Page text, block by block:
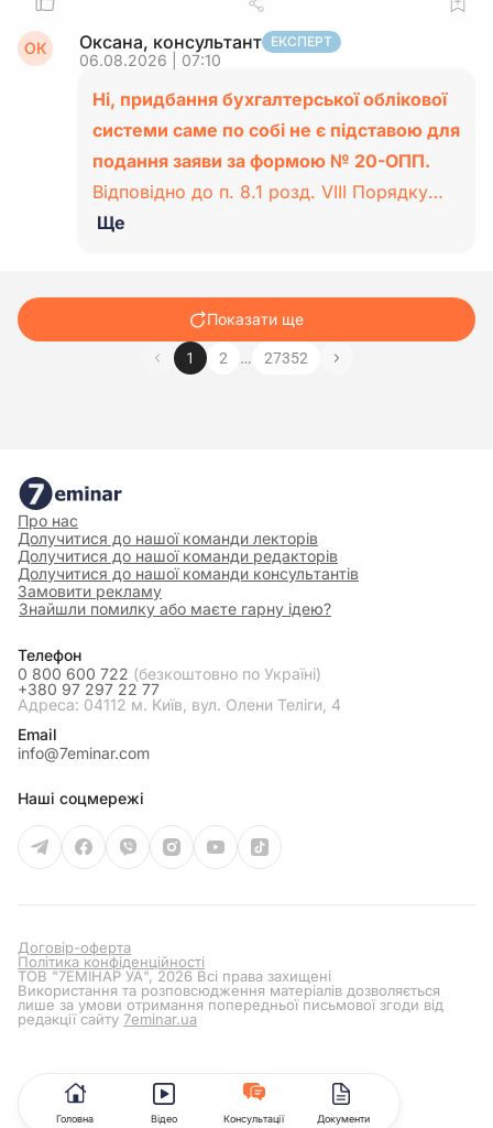
ОК Оксана, консультант ЕКСПЕРТ
06.08.2026 | 07:10
Ні, придбання бухгалтерської облікової
системи саме по собі не є підставою для
подання заяви за формою № 20-ОПП.
Відповідно до п. 8.1 розд. VIII Порядку…
Ще
Показати ще
1 2 … 27352
Про нас
Долучитися до нашої команди лекторів
Долучитися до нашої команди редакторів
Долучитися до нашої команди консультантів
Замовити рекламу
Знайшли помилку або маєте гарну ідею?
Телефон
0 800 600 722 (безкоштовно по Україні)
+380 97 297 22 77
Адреса: 04112 м. Київ, вул. Олени Теліги, 4
Email
info@7eminar.com
Наші соцмережі
Договір-оферта
Політика конфіденційності
ТОВ "7ЕМІНАР УА", 2026 Всі права захищені
Використання та розповсюдження матеріалів дозволяється
лише за умови отримання попередньої письмової згоди від
редакції сайту 7eminar.ua
Головна Відео Консультації Документи